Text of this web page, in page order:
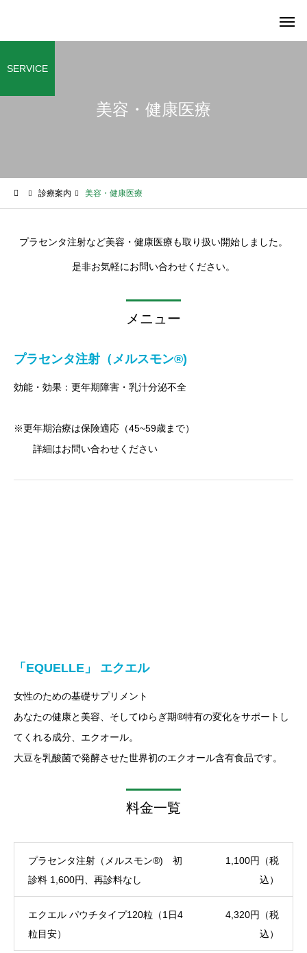
健康診査 特定健診・がん検診
高齢者運転免許の診断書に
いのくちファミリーク
美容・健康医療
SERVICE
診療案内 美容・健康医療
プラセンタ注射など美容・健康医療も取り扱い開始しました。
是非お気軽にお問い合わせください。
メニュー
プラセンタ注射（メルスモン®️)
効能・効果：更年期障害・乳汁分泌不全
※更年期治療は保険適応（45~59歳まで）
詳細はお問い合わせください
「EQUELLE」 エクエル
女性のための基礎サプリメント
あなたの健康と美容、そしてゆらぎ期®︎特有の変化をサポートし
てくれる成分、エクオール。
大豆を乳酸菌で発酵させた世界初のエクオール含有食品です。
料金一覧
プラセンタ注射（メルスモン®️) 初
診料 1,600円、再診料なし
1,100円（税
込）
エクエル パウチタイプ120粒（1日4
粒目安）
4,320円（税
込）